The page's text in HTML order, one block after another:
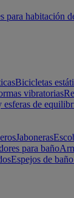
para habitación
Bicicletas
vibratorias
esferas de
Jaboneras
para baño
Espejos de